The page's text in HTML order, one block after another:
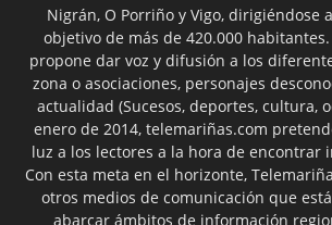
Nigrán, O Porriño y Vigo, dirigiéndose
objetivo de más de 420.000
propone dar voz y difusión a los
zona o asociaciones, personajes
actualidad (Sucesos, deportes, cultura,
enero de 2014, telemariñas.com
luz a los lectores a la hora de encontrar
Con esta meta en el horizonte,
otros medios de comunicación que
abarcar ámbitos de información